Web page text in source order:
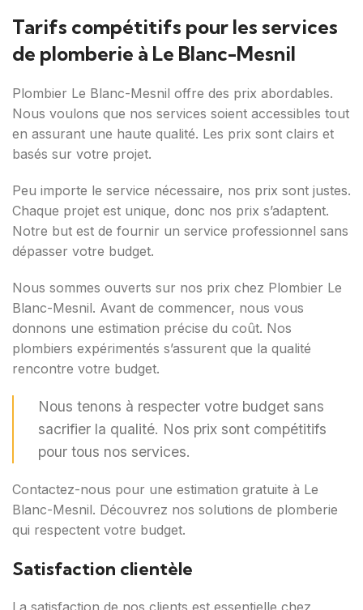
Tarifs compétitifs pour les services
de plomberie à Le Blanc-Mesnil
Plombier Le Blanc-Mesnil offre des prix abordables.
Nous voulons que nos services soient accessibles tout
en assurant une haute qualité. Les prix sont clairs et
basés sur votre projet.
Peu importe le service nécessaire, nos prix sont justes.
Chaque projet est unique, donc nos prix s’adaptent.
Notre but est de fournir un service professionnel sans
dépasser votre budget.
Nous sommes ouverts sur nos prix chez Plombier Le
Blanc-Mesnil. Avant de commencer, nous vous
donnons une estimation précise du coût. Nos
plombiers expérimentés s’assurent que la qualité
rencontre votre budget.
Nous tenons à respecter votre budget sans
sacrifier la qualité. Nos prix sont compétitifs
pour tous nos services.
Contactez-nous pour une estimation gratuite à Le
Blanc-Mesnil. Découvrez nos solutions de plomberie
qui respectent votre budget.
Satisfaction clientèle
La satisfaction de nos clients est essentielle chez